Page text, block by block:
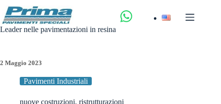
contenuto
Leader nelle pavimentazioni in resina
2 Maggio 2023
Pavimenti Industriali
nuove costruzioni, ristrutturazioni